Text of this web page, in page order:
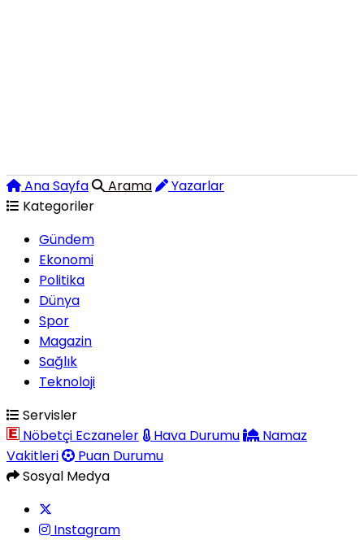
Ana Sayfa Arama
Yazarlar
Kategoriler
Gündem
Ekonomi
Politika
Dünya
Spor
Magazin
Sağlık
Teknoloji
Servisler
Nöbetçi Eczaneler
Hava Durumu
Namaz
Vakitleri
Puan Durumu
Sosyal Medya
Instagram